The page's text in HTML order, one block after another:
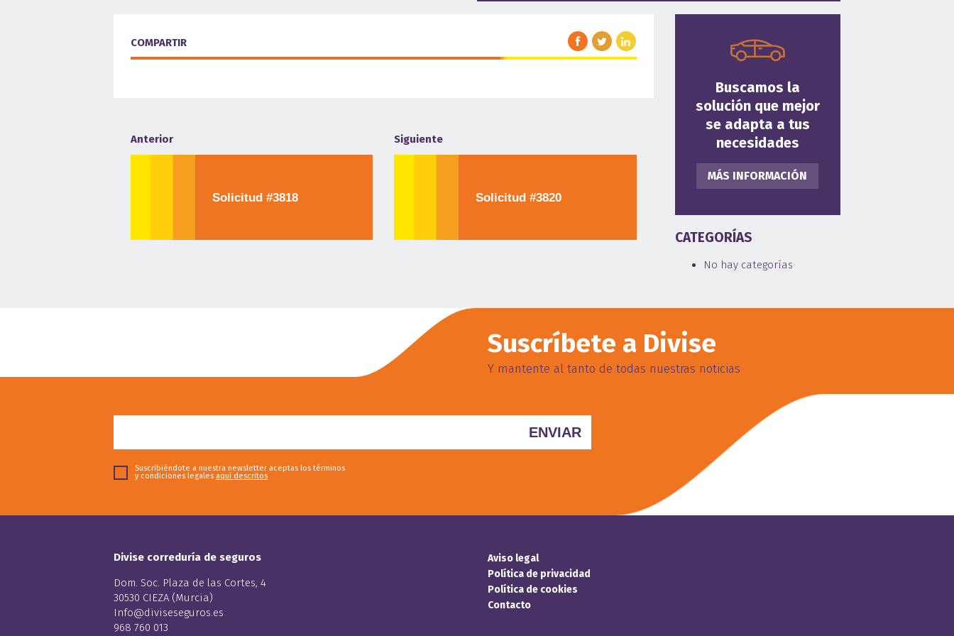
COMPARTIR
Anterior
Solicitud #3818
Siguiente
Solicitud #3820
Buscamos la
solución que mejor
se adapta a tus
necesidades
MÁS INFORMACIÓN
CATEGORÍAS
No hay categorías
Suscríbete a Divise
Y mantente al tanto de todas nuestras noticias
Suscribiéndote a nuestra newsletter aceptas los términos
y condiciones legales aquí descritos
Divise correduría de seguros
Dom. Soc. Plaza de las Cortes, 4
30530 CIEZA (Murcia)
Info@diviseseguros.es
968 760 013
Aviso legal
Política de privacidad
Política de cookies
Contacto